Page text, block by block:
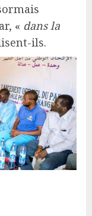
« dans la
ils.